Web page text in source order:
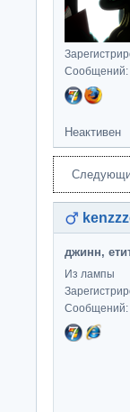
Сообщений:
Неактивен
джинн,
Из лампы
Сообщений: